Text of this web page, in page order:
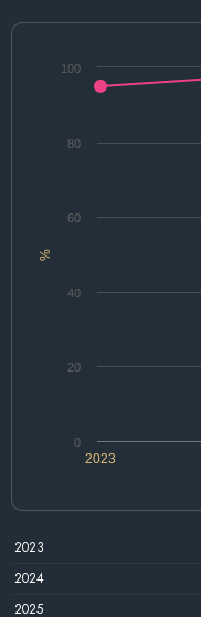
%
2023
0
20
40
60
80
100
2023
2024
2025